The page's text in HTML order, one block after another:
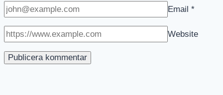
Email *
Website